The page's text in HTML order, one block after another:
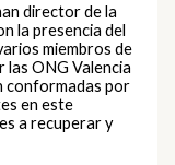
director de la
la presencia del
miembros de
ONG Valencia
conformadas por
en este
a recuperar y